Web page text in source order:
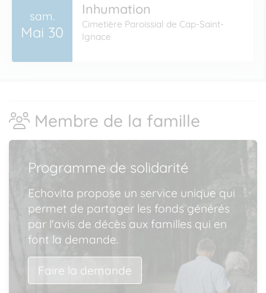
sam.
Mai 30
Inhumation
Cimetière Paroissial de Cap-Saint-
Ignace
Membre de la famille
Programme de solidarité
Echovita propose un service unique qui
permet de partager les fonds générés
par l'avis de décès aux familles qui en
font la demande.
Faire la demande